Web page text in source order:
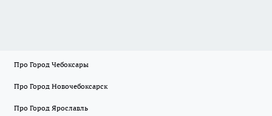
Про Город Чебоксары
Про Город Новочебоксарск
Про Город Ярославль